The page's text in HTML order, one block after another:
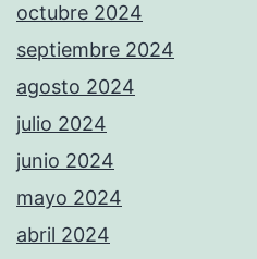
octubre 2024
septiembre 2024
agosto 2024
julio 2024
junio 2024
mayo 2024
abril 2024